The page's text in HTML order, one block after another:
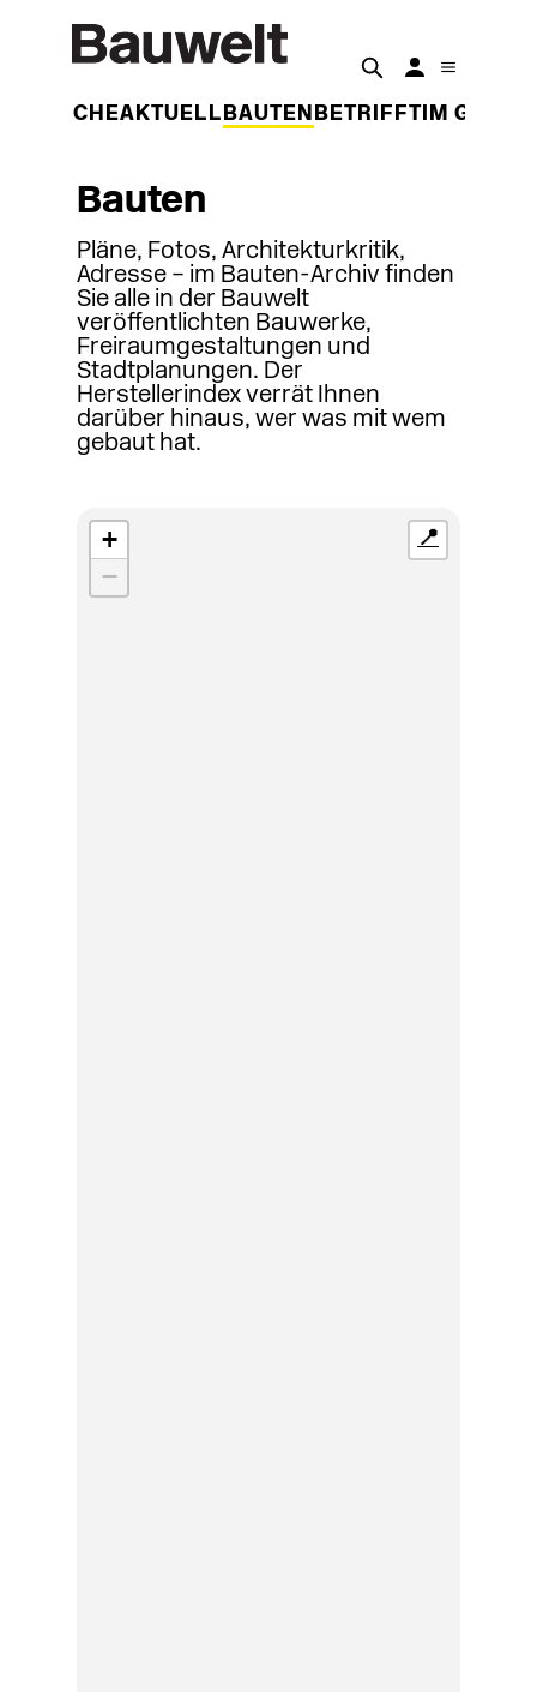
WOCHEAKTUELL BAUTEN BETRIFFT IM
Bauten
Pläne, Fotos, Architekturkritik,
Adresse – im Bauten-Archiv finden
Sie alle in der Bauwelt
veröffentlichten Bauwerke,
Freiraumgestaltungen und
Stadtplanungen. Der
Herstellerindex verrät Ihnen
darüber hinaus, wer was mit wem
gebaut hat.
+
−
📍